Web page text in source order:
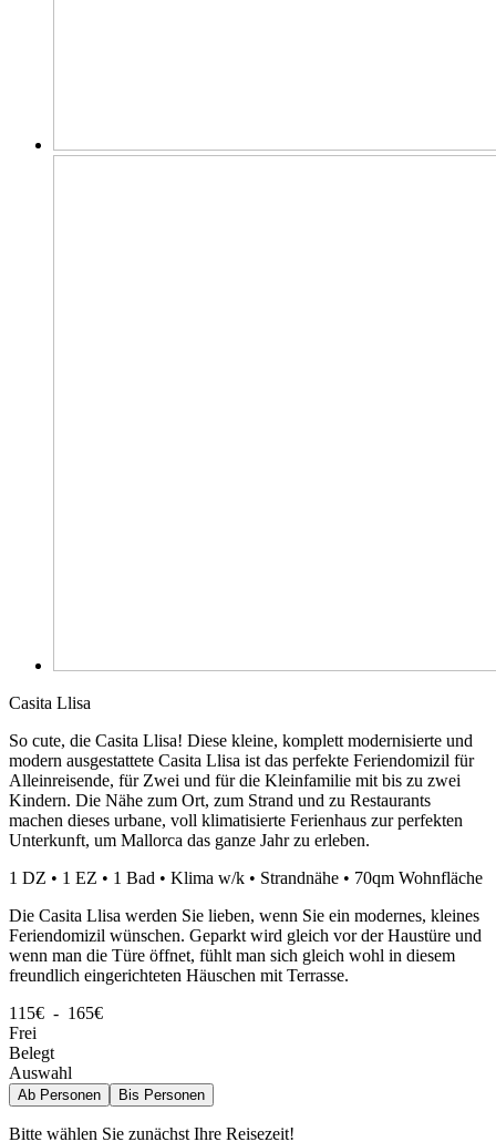
Casita Llisa
So cute, die Casita Llisa! Diese kleine, komplett modernisierte und
modern ausgestattete Casita Llisa ist das perfekte Feriendomizil für
Alleinreisende, für Zwei und für die Kleinfamilie mit bis zu zwei
Kindern. Die Nähe zum Ort, zum Strand und zu Restaurants
machen dieses urbane, voll klimatisierte Ferienhaus zur perfekten
Unterkunft, um Mallorca das ganze Jahr zu erleben.
1 DZ • 1 EZ • 1 Bad • Klima w/k • Strandnähe • 70qm Wohnfläche
Die Casita Llisa werden Sie lieben, wenn Sie ein modernes, kleines
Feriendomizil wünschen. Geparkt wird gleich vor der Haustüre und
wenn man die Türe öffnet, fühlt man sich gleich wohl in diesem
freundlich eingerichteten Häuschen mit Terrasse.
115€ - 165€
Frei
Belegt
Auswahl
Ab Personen Bis Personen
Bitte wählen Sie zunächst Ihre Reisezeit!